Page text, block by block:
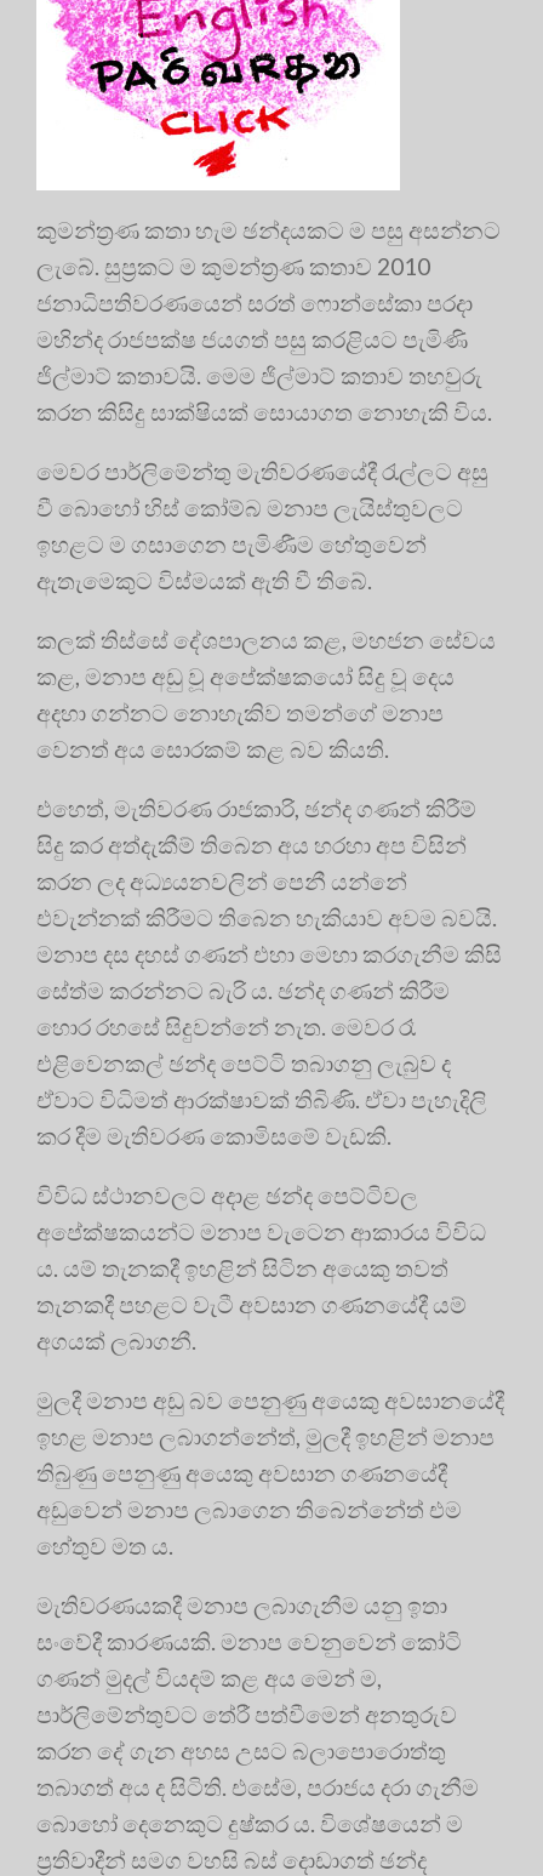
කුමන්ත්‍රණ කතා හැම ඡන්දයකට ම පසු අසන්නට
ලැබේ. සුප්‍රකට ම කුමන්ත්‍රණ කතාව 2010
ජනාධිපතිවරණයෙන් සරත් ෆොන්සේකා පරදා
මහින්ද රාජපක්ෂ ජයගත් පසු කරළියට පැමිණි
ජිල්මාට් කතාවයි. මෙම ජිල්මාට් කතාව තහවුරු
කරන කිසිදු සාක්ෂියක් සොයාගත නොහැකි විය.
මෙවර පාර්ලිමේන්තු මැතිවරණයේදී රැල්ලට අසු
වී බොහෝ හිස් කෝම්බ මනාප ලැයිස්තුවලට
ඉහළට ම ගසාගෙන පැමිණීම හේතුවෙන්
ඇතැමෙකුට විස්මයක් ඇති වී තිබේ.
කලක් තිස්සේ දේශපාලනය කළ, මහජන සේවය
කළ, මනාප අඩු වූ අපේක්ෂකයෝ සිදු වූ දෙය
අදහා ගන්නට නොහැකිව තමන්ගේ මනාප
වෙනත් අය සොරකම් කළ බව කියති.
එහෙත්, මැතිවරණ රාජකාරි, ඡන්ද ගණන් කිරීම්
සිදු කර අත්දැකීම් තිබෙන අය හරහා අප විසින්
කරන ලද අධ්‍යයනවලින් පෙනී යන්නේ
එවැන්නක් කිරීමට තිබෙන හැකියාව අවම බවයි.
මනාප දස දහස් ගණන් එහා මෙහා කරගැනීම කිසි
සේත්ම කරන්නට බැරි ය. ඡන්ද ගණන් කිරීම
හොර රහසේ සිදුවන්නේ නැත. මෙවර රෑ
එළිවෙනකල් ඡන්ද පෙට්ටි තබාගනු ලැබුව ද
ඒවාට විධිමත් ආරක්ෂාවක් තිබිණි. ඒවා පැහැදිලි
කර දීම මැතිවරණ කොමිසමේ වැඩකි.
විවිධ ස්ථානවලට අදාළ ඡන්ද පෙට්ටිවල
අපේක්ෂකයන්ට මනාප වැටෙන ආකාරය විවිධ
ය. යම් තැනකදී ඉහළින් සිටින අයෙකු තවත්
තැනකදී පහළට වැටී අවසාන ගණනයේදී යම්
අගයක් ලබාගනී.
මුලදී මනාප අඩු බව පෙනුණු අයෙකු අවසානයේදී
ඉහළ මනාප ලබාගන්නේත්, මුලදී ඉහළින් මනාප
තිබුණු පෙනුණු අයෙකු අවසාන ගණනයේදී
අඩුවෙන් මනාප ලබාගෙන තිබෙන්නේත් එම
හේතුව මත ය.
මැතිවරණයකදී මනාප ලබාගැනීම යනු ඉතා
සංවේදී කාරණයකි. මනාප වෙනුවෙන් කෝටි
ගණන් මුදල් වියදම් කළ අය මෙන් ම,
පාර්ලිමේන්තුවට තේරී පත්වීමෙන් අනතුරුව
කරන දේ ගැන අහස උසට බලාපොරොත්තු
තබාගත් අය ද සිටිති. එසේම, පරාජය දරා ගැනීම
බොහෝ දෙනෙකුට දුෂ්කර ය. විශේෂයෙන් ම
ප්‍රතිවාදීන් සමග වහසි බස් දොඩාගත් ඡන්ද